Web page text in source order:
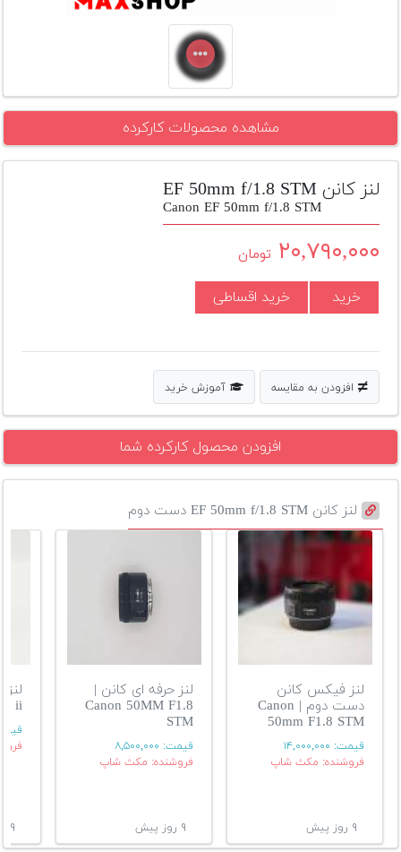
افزودن
دست
دوم
لیست
قیمت
بله
مشاهده محصولات کارکرده
لنز کانن EF 50mm f/1.8 STM
Canon EF 50mm f/1.8 STM
۲۰,۷۹۰,۰۰۰ تومان
خرید خرید اقساطی
افزودن به مقایسه آموزش خرید
افزودن محصول کارکرده شما
لنز کانن EF 50mm f/1.8 STM دست دوم
لنز فیکس کانن
دست دوم | Canon
50mm F1.8 STM
قیمت: ۱۴,۰۰۰,۰۰۰
فروشنده: مکث شاپ
۹ روز پیش
لنز حرفه ای کانن |
Canon 50MM F1.8
STM
قیمت: ۸,۵۰۰,۰۰۰
فروشنده: مکث شاپ
۹ روز پیش
ii
۹ روز پیش